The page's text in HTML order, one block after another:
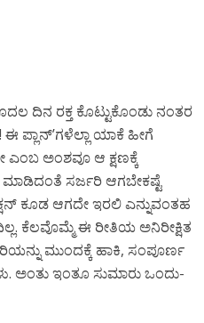
ದಿನ ರಕ್ತ ಕೊಟ್ಟುಕೊಂಡು ನಂತರ
ಪ್ಲಾನ್’ಗಳೆಲ್ಲಾ ಯಾಕೆ ಹೀಗೆ
ಎಂಬ ಅಂಶವೂ ಆ ಕ್ಷಣಕ್ಕೆ
ಮಾಡಿದಂತೆ ಸರ್ಜರಿ ಆಗಬೇಕಷ್ಟೆ
ಕೂಡ ಆಗದೇ ಇರಲಿ ಎನ್ನುವಂತಹ
ಕೆಲವೊಮ್ಮೆ ಈ ರೀತಿಯ ಅನಿರೀಕ್ಷಿತ
ಮುಂದಕ್ಕೆ ಹಾಕಿ, ಸಂಪೂರ್ಣ
ಅಂತು ಇಂತೂ ಸುಮಾರು ಒಂದು-